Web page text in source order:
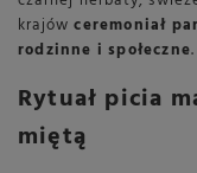
krajówceremoniał
rodzinne i społeczne.
Rytuał picia
miętą